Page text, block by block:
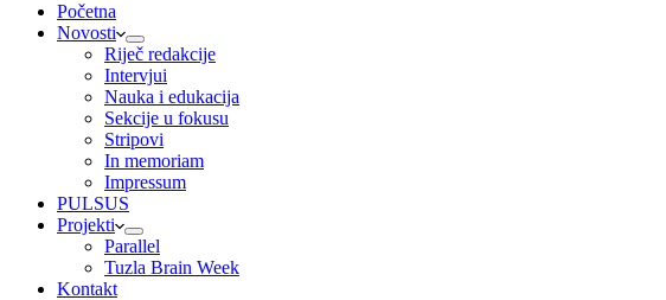
Početna
Novosti
Riječ redakcije
Intervjui
Nauka i edukacija
Sekcije u fokusu
Stripovi
In memoriam
Impressum
PULSUS
Projekti
Parallel
Tuzla Brain Week
Kontakt